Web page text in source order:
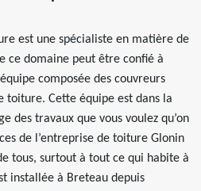
est une spécialiste en matière de
ce domaine peut être confié à
composée des couvreurs
toiture. Cette équipe est dans la
des travaux que vous voulez qu’on
de l’entreprise de toiture Glonin
tous, surtout à tout ce qui habite à
installée à Breteau depuis